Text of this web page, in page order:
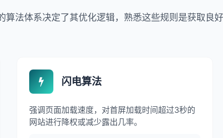
算法体系决定了其优化逻辑，熟悉这些规则是获取良
闪电算法
强调页面加载速度，对首屏加载时间超过3秒的
网站进行降权或减少露出几率。